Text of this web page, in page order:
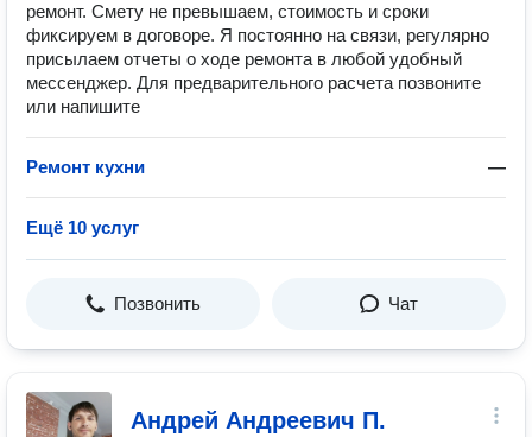
ремонт. Смету не превышаем, стоимость и сроки
фиксируем в договоре. Я постоянно на связи, регулярно
присылаем отчеты о ходе ремонта в любой удобный
мессенджер. Для предварительного расчета позвоните
или напишите
Ремонт кухни —
Ещё 10 услуг
Позвонить Чат
Андрей Андреевич П.